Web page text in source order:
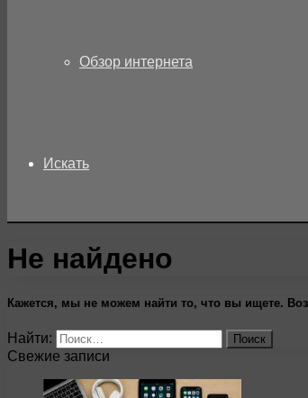
Обзор интернета
Искать
Не найдено
Кажется, мы не можем найти то, что вы ищете.
Найти:
Свежие записи